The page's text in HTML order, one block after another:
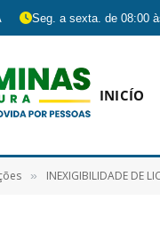
Seg. a sexta. de 08:00
INICÍO
» INEXIGIBILIDADE DE LICITAÇÃO N° 6/2023-00008